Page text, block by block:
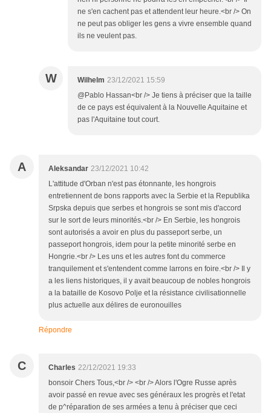
ne s'en cachent pas et attendent leur heure.<br /> On
ne peut pas obliger les gens a vivre ensemble quand
ils ne veulent pas.
W Wilhelm 23/12/2021 15:59
@Pablo Hassan<br /> Je tiens à préciser que la taille
de ce pays est équivalent à la Nouvelle Aquitaine et
pas l'Aquitaine tout court.
A Aleksandar 23/12/2021 10:42
L'attitude d'Orban n'est pas étonnante, les hongrois
entretiennent de bons rapports avec la Serbie et la Republika
Srpska depuis que serbes et hongrois se sont mis d'accord
sur le sort de leurs minorités.<br /> En Serbie, les hongrois
sont autorisés a avoir en plus du passeport serbe, un
passeport hongrois, idem pour la petite minorité serbe en
Hongrie.<br /> Les uns et les autres font du commerce
tranquilement et s'entendent comme larrons en foire.<br /> Il y
a les liens historiques, il y avait beaucoup de nobles hongrois
a la bataille de Kosovo Polje et la résistance civilisationnelle
plus actuelle aux délires de euronouilles
Répondre
C Charles 22/12/2021 19:33
bonsoir Chers Tous,<br /> <br /> Alors l'Ogre Russe après
avoir passé en revue avec ses généraux les progrès et l'etat
de p^réparation de ses armées a tenu à préciser que ceci